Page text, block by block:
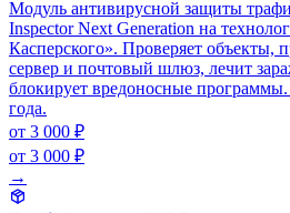
Модуль антивирусной защиты
Inspector Next Generation на
Касперского». Проверяет объекты,
сервер и почтовый шлюз, лечит
блокирует вредоносные
года.
от 3 000 ₽
от 3 000 ₽
→